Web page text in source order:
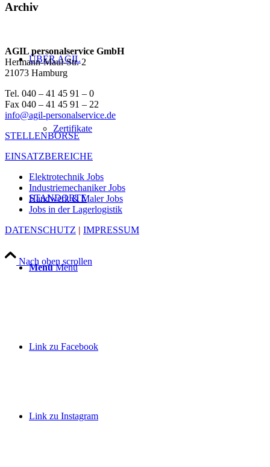
ÜBER AGIL
Zertifikate
STANDORTE
Menü Menü
Link zu Facebook
Link zu Instagram
Archiv
AGIL personalservice GmbH
Hermann-Maul-Str. 2
21073 Hamburg
Tel. 040 – 41 45 91 – 0
Fax 040 – 41 45 91 – 22
info@agil-personalservice.de
STELLENBÖRSE
EINSATZBEREICHE
Elektrotechnik Jobs
Industriemechaniker Jobs
Handwerk & Maler Jobs
Jobs in der Lagerlogistik
DATENSCHUTZ | IMPRESSUM
Nach oben scrollen